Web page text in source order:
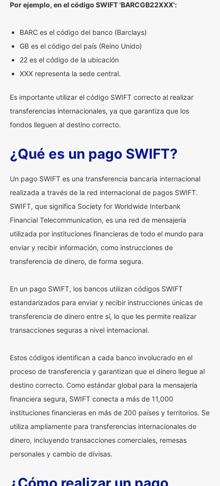
Por ejemplo, en el código SWIFT 'BARCGB22XXX':
BARC es el código del banco (Barclays)
GB es el código del país (Reino Unido)
22 es el código de la ubicación
XXX representa la sede central.
Es importante utilizar el código SWIFT correcto al realizar
transferencias internacionales, ya que garantiza que los
fondos lleguen al destino correcto.
¿Qué es un pago SWIFT?
Un pago SWIFT es una transferencia bancaria internacional
realizada a través de la red internacional de pagos SWIFT.
SWIFT, que significa Society for Worldwide Interbank
Financial Telecommunication, es una red de mensajería
utilizada por instituciones financieras de todo el mundo para
enviar y recibir información, como instrucciones de
transferencia de dinero, de forma segura.
En un pago SWIFT, los bancos utilizan códigos SWIFT
estandarizados para enviar y recibir instrucciones únicas de
transferencia de dinero entre sí, lo que les permite realizar
transacciones seguras a nivel internacional.
Estos códigos identifican a cada banco involucrado en el
proceso de transferencia y garantizan que el dinero llegue al
destino correcto. Como estándar global para la mensajería
financiera segura, SWIFT conecta a más de 11,000
instituciones financieras en más de 200 países y territorios. Se
utiliza ampliamente para transferencias internacionales de
dinero, incluyendo transacciones comerciales, remesas
personales y cambio de divisas.